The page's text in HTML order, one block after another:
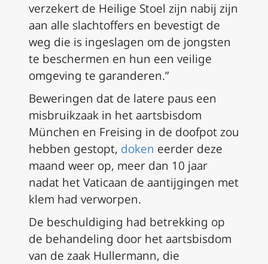
verzekert de Heilige Stoel zijn nabij zijn
aan alle slachtoffers en bevestigt de
weg die is ingeslagen om de jongsten
te beschermen en hun een veilige
omgeving te garanderen.”
Beweringen dat de latere paus een
misbruikzaak in het aartsbisdom
München en Freising in de doofpot zou
hebben gestopt, doken eerder deze
maand weer op, meer dan 10 jaar
nadat het Vaticaan de aantijgingen met
klem had verworpen.
De beschuldiging had betrekking op
de behandeling door het aartsbisdom
van de zaak Hullermann, die